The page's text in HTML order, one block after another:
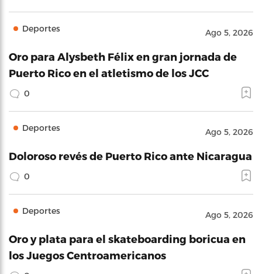
Deportes Ago 5, 2026
Oro para Alysbeth Félix en gran jornada de
Puerto Rico en el atletismo de los JCC
0
Deportes Ago 5, 2026
Doloroso revés de Puerto Rico ante Nicaragua
0
Deportes Ago 5, 2026
Oro y plata para el skateboarding boricua en
los Juegos Centroamericanos